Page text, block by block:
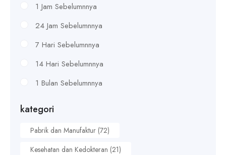
1 Jam Sebelumnnya
24 Jam Sebelumnnya
7 Hari Sebelumnnya
14 Hari Sebelumnnya
1 Bulan Sebelumnnya
kategori
Pabrik dan Manufaktur (72)
Kesehatan dan Kedokteran (21)